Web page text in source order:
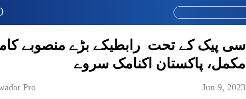
سی پیک کے تحت رابطیکے بڑے منصوبے
مکمل، پاکستان اکنامک سروے
Pro Jun 9, 2023